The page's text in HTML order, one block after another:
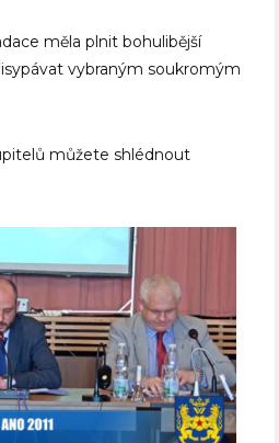
měla plnit bohulibější
vybraným soukromým
můžete shlédnout